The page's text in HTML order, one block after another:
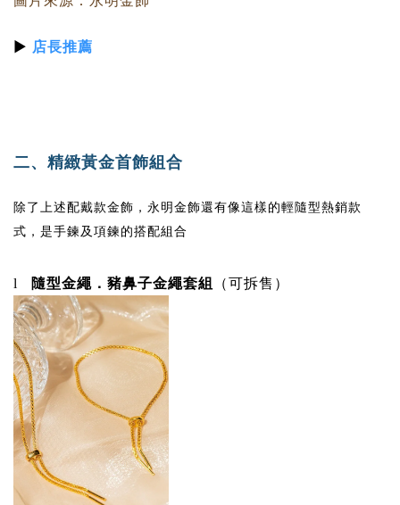
▶ 店長推薦
二、 精緻黃金首飾組合
除了上述配戴款金飾，永明金飾還有像這樣的輕隨型熱銷款
式，是手鍊及項鍊的搭配組合
l 隨型金繩．豬鼻子金繩套組 （可拆售）